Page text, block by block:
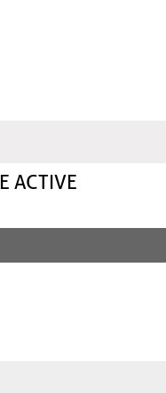
ACTIVE